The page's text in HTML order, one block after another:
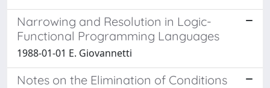
Narrowing and Resolution in Logic-
Functional Programming Languages
1988-01-01 E. Giovannetti
Notes on the Elimination of Conditions